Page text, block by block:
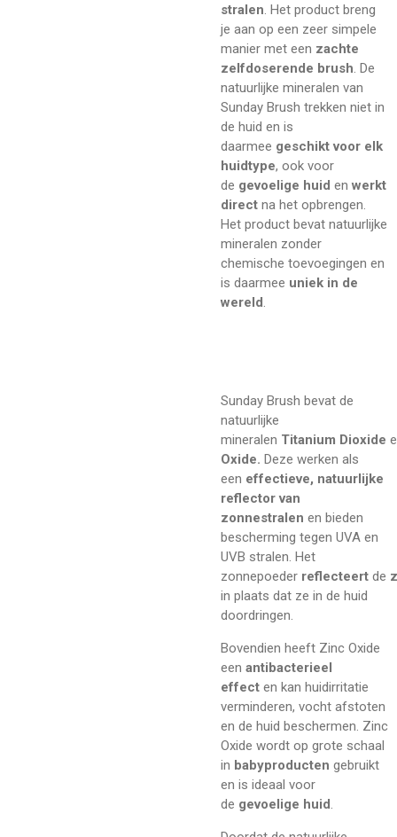
stralen. Het product breng
je aan op een zeer simpele
manier met een zachte
zelfdoserende brush. De
natuurlijke mineralen van
Sunday Brush trekken niet in
de huid en is
daarmee geschikt voor elk
huidtype, ook voor
de gevoelige huid en werkt
direct na het opbrengen.
Het product bevat natuurlijke
mineralen zonder
chemische toevoegingen en
is daarmee uniek in de
wereld.
Sunday Brush bevat de
natuurlijke
mineralen Titanium Dioxide
Oxide. Deze werken als
een effectieve, natuurlijke
reflector van
zonnestralen en bieden
bescherming tegen UVA en
UVB stralen. Het
zonnepoeder reflecteert de
in plaats dat ze in de huid
doordringen.
Bovendien heeft Zinc Oxide
een antibacterieel
effect en kan huidirritatie
verminderen, vocht afstoten
en de huid beschermen. Zinc
Oxide wordt op grote schaal
in babyproducten gebruikt
en is ideaal voor
de gevoelige huid.